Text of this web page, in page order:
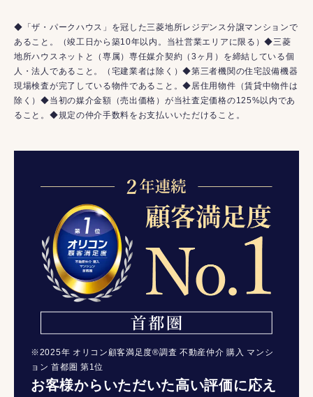
◆「ザ・パークハウス」を冠した三菱地所レジデンス分譲マンションで
あること。（竣工日から築10年以内。当社営業エリアに限る）◆三菱
地所ハウスネットと（専属）専任媒介契約（3ヶ月）を締結している個
人・法人であること。（宅建業者は除く）◆第三者機関の住宅設備機器
現場検査が完了している物件であること。◆居住用物件（賃貸中物件は
除く）◆当初の媒介金額（売出価格）が当社査定価格の125%以内であ
ること。◆規定の仲介手数料をお支払いいただけること。
お客様からいただいた高い評価に応え
※2025年 オリコン顧客満足度®調査 不動産仲介 購入 マンシ
ョン 首都圏 第1位